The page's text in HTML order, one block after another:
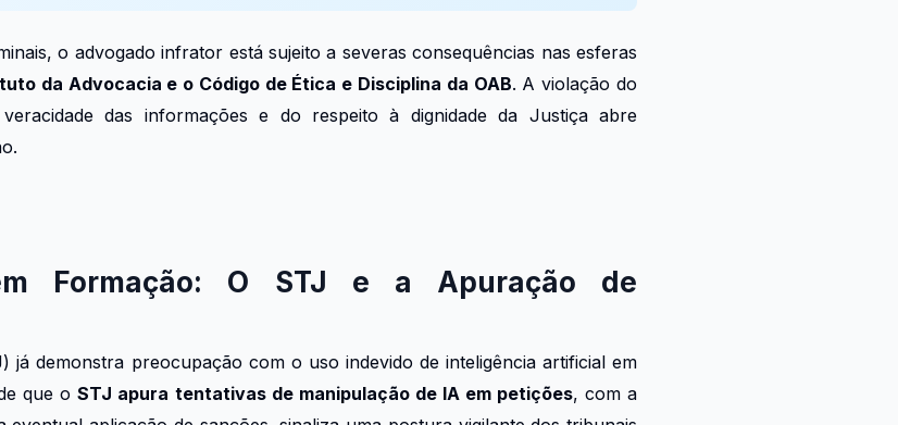
o advogado infrator está sujeito a severas consequências nas esferas
da Advocacia e o Código de Ética e Disciplina da OAB. A violação do
das informações e do respeito à dignidade da Justiça abre
Formação: O STJ e a Apuração de
já demonstra preocupação com o uso indevido de inteligência artificial em
que oSTJ apura tentativas de manipulação de IA em petições, com a